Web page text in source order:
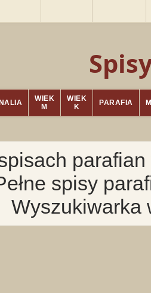
WIEK
M
WIEK
K
PARAFIA
spisy
Wyszukiwarka